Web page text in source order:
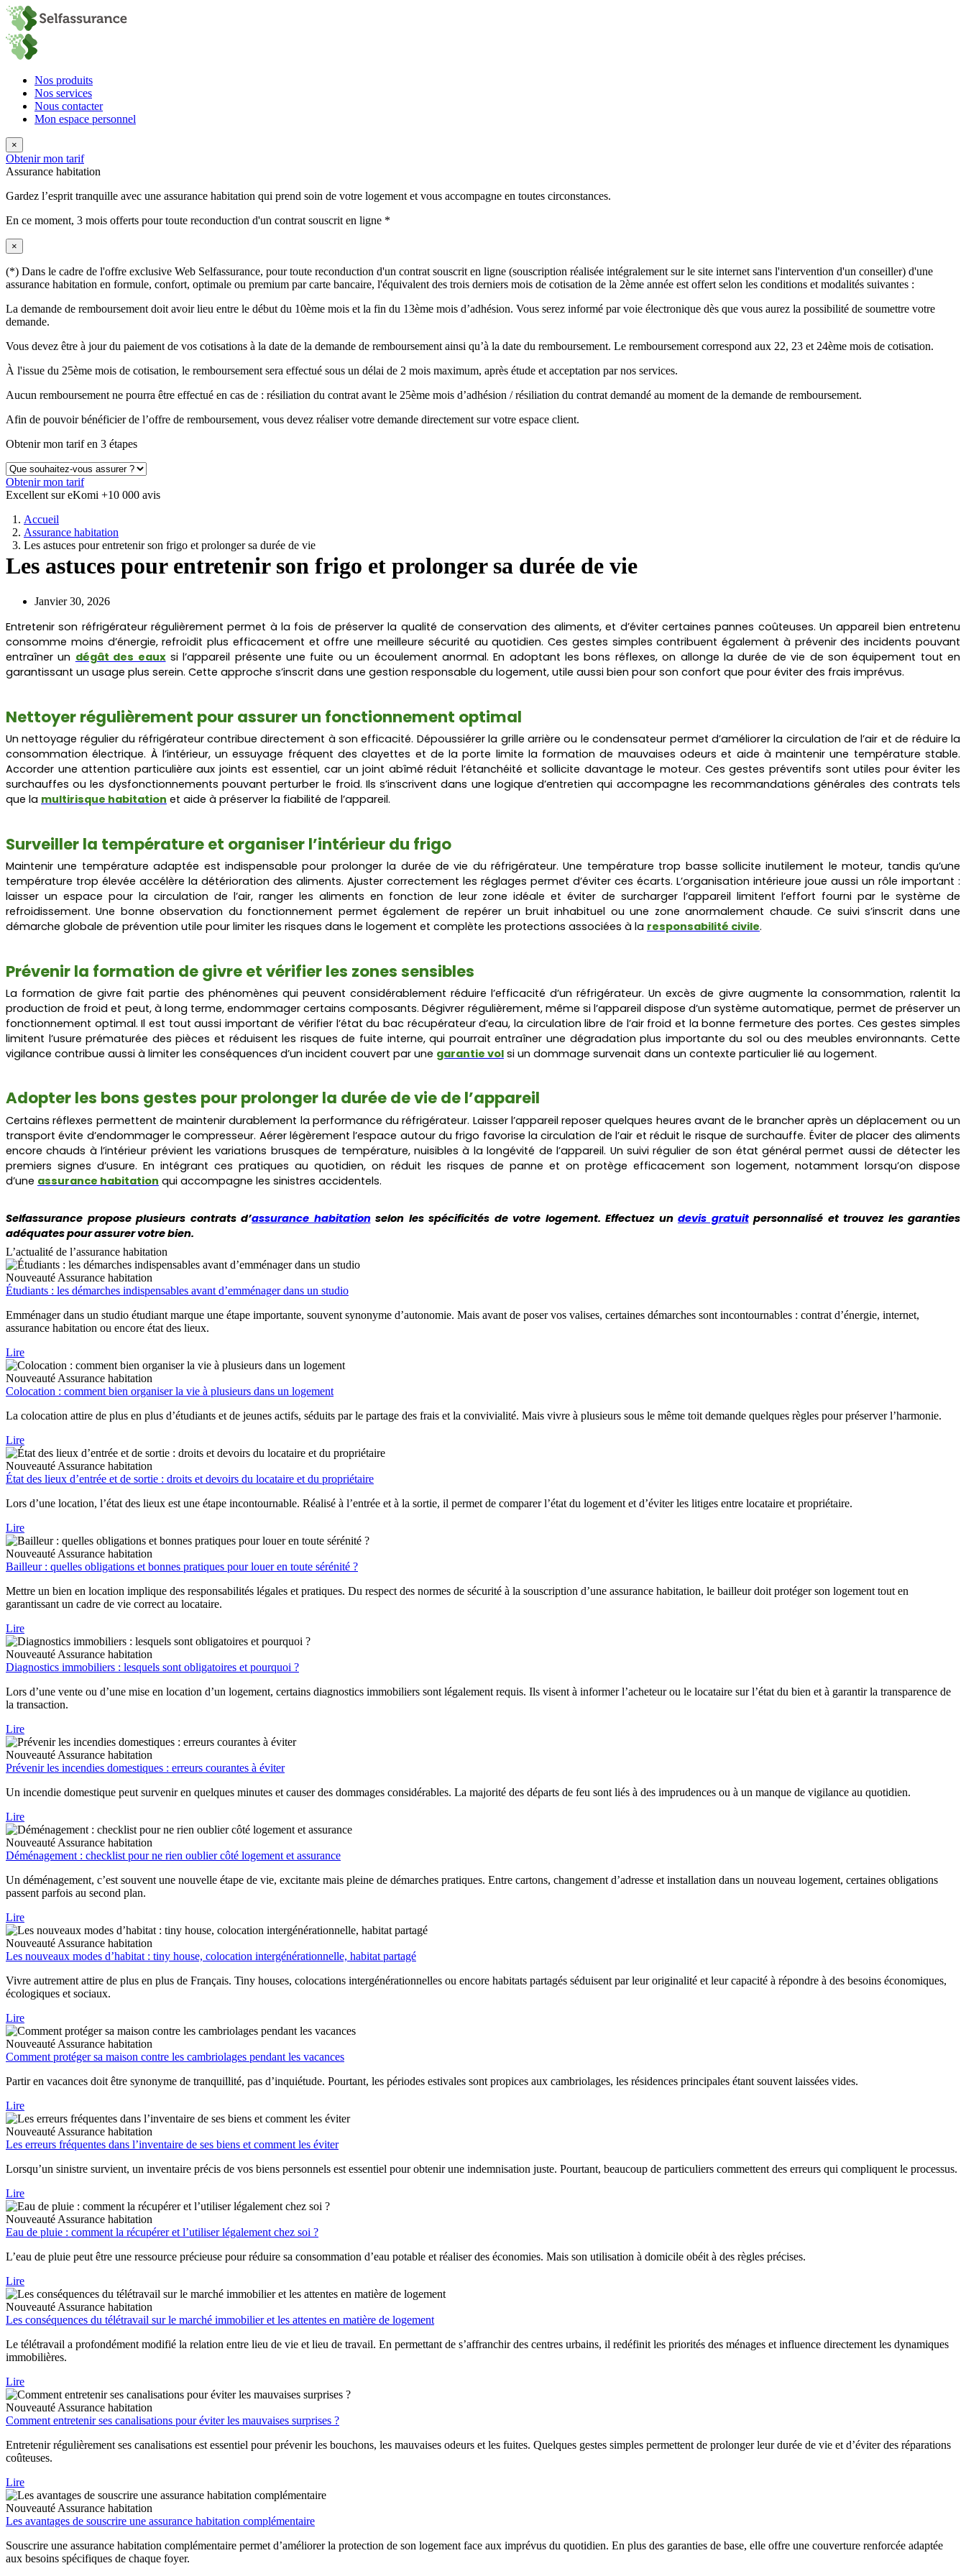
Nos produits
Nos services
Nous contacter
Mon espace personnel
×
Obtenir mon tarif
Assurance habitation
Gardez l’esprit tranquille avec une assurance habitation qui prend soin de votre logement et vous accompagne en toutes circonstances.
En ce moment, 3 mois offerts pour toute reconduction d'un contrat souscrit en ligne *
×
(*) Dans le cadre de l'offre exclusive Web Selfassurance, pour toute reconduction d'un contrat souscrit en ligne (souscription réalisée intégralement sur le site internet sans l'intervention d'un conseiller) d'une
assurance habitation en formule, confort, optimale ou premium par carte bancaire, l'équivalent des trois derniers mois de cotisation de la 2ème année est offert selon les conditions et modalités suivantes :
La demande de remboursement doit avoir lieu entre le début du 10ème mois et la fin du 13ème mois d’adhésion. Vous serez informé par voie électronique dès que vous aurez la possibilité de soumettre votre
demande.
Vous devez être à jour du paiement de vos cotisations à la date de la demande de remboursement ainsi qu’à la date du remboursement. Le remboursement correspond aux 22, 23 et 24ème mois de cotisation.
À l'issue du 25ème mois de cotisation, le remboursement sera effectué sous un délai de 2 mois maximum, après étude et acceptation par nos services.
Aucun remboursement ne pourra être effectué en cas de : résiliation du contrat avant le 25ème mois d’adhésion / résiliation du contrat demandé au moment de la demande de remboursement.
Afin de pouvoir bénéficier de l’offre de remboursement, vous devez réaliser votre demande directement sur votre espace client.
Obtenir mon tarif en 3 étapes
Obtenir mon tarif
Excellent sur eKomi +10 000 avis
Accueil
Assurance habitation
Les astuces pour entretenir son frigo et prolonger sa durée de vie
Les astuces pour entretenir son frigo et prolonger sa durée de vie
Janvier 30, 2026
Entretenir son réfrigérateur régulièrement permet à la fois de préserver la qualité de conservation des aliments, et d’éviter certaines pannes coûteuses. Un appareil bien entretenu
consomme moins d’énergie, refroidit plus efficacement et offre une meilleure sécurité au quotidien. Ces gestes simples contribuent également à prévenir des incidents pouvant
entraîner un dégât des eaux si l’appareil présente une fuite ou un écoulement anormal. En adoptant les bons réflexes, on allonge la durée de vie de son équipement tout en
garantissant un usage plus serein. Cette approche s’inscrit dans une gestion responsable du logement, utile aussi bien pour son confort que pour éviter des frais imprévus.
Nettoyer régulièrement pour assurer un fonctionnement optimal
Un nettoyage régulier du réfrigérateur contribue directement à son efficacité. Dépoussiérer la grille arrière ou le condensateur permet d’améliorer la circulation de l’air et de réduire la
consommation électrique. À l’intérieur, un essuyage fréquent des clayettes et de la porte limite la formation de mauvaises odeurs et aide à maintenir une température stable.
Accorder une attention particulière aux joints est essentiel, car un joint abîmé réduit l’étanchéité et sollicite davantage le moteur. Ces gestes préventifs sont utiles pour éviter les
surchauffes ou les dysfonctionnements pouvant perturber le froid. Ils s’inscrivent dans une logique d’entretien qui accompagne les recommandations générales des contrats tels
que la multirisque habitation et aide à préserver la fiabilité de l’appareil.
Surveiller la température et organiser l’intérieur du frigo
Maintenir une température adaptée est indispensable pour prolonger la durée de vie du réfrigérateur. Une température trop basse sollicite inutilement le moteur, tandis qu’une
température trop élevée accélère la détérioration des aliments. Ajuster correctement les réglages permet d’éviter ces écarts. L’organisation intérieure joue aussi un rôle important :
laisser un espace pour la circulation de l’air, ranger les aliments en fonction de leur zone idéale et éviter de surcharger l’appareil limitent l’effort fourni par le système de
refroidissement. Une bonne observation du fonctionnement permet également de repérer un bruit inhabituel ou une zone anormalement chaude. Ce suivi s’inscrit dans une
démarche globale de prévention utile pour limiter les risques dans le logement et complète les protections associées à la responsabilité civile.
Prévenir la formation de givre et vérifier les zones sensibles
La formation de givre fait partie des phénomènes qui peuvent considérablement réduire l’efficacité d’un réfrigérateur. Un excès de givre augmente la consommation, ralentit la
production de froid et peut, à long terme, endommager certains composants. Dégivrer régulièrement, même si l’appareil dispose d’un système automatique, permet de préserver un
fonctionnement optimal. Il est tout aussi important de vérifier l’état du bac récupérateur d’eau, la circulation libre de l’air froid et la bonne fermeture des portes. Ces gestes simples
limitent l’usure prématurée des pièces et réduisent les risques de fuite interne, qui pourrait entraîner une dégradation plus importante du sol ou des meubles environnants. Cette
vigilance contribue aussi à limiter les conséquences d’un incident couvert par une garantie vol si un dommage survenait dans un contexte particulier lié au logement.
Adopter les bons gestes pour prolonger la durée de vie de l’appareil
Certains réflexes permettent de maintenir durablement la performance du réfrigérateur. Laisser l’appareil reposer quelques heures avant de le brancher après un déplacement ou un
transport évite d’endommager le compresseur. Aérer légèrement l’espace autour du frigo favorise la circulation de l’air et réduit le risque de surchauffe. Éviter de placer des aliments
encore chauds à l’intérieur prévient les variations brusques de température, nuisibles à la longévité de l’appareil. Un suivi régulier de son état général permet aussi de détecter les
premiers signes d’usure. En intégrant ces pratiques au quotidien, on réduit les risques de panne et on protège efficacement son logement, notamment lorsqu’on dispose
d’une assurance habitation qui accompagne les sinistres accidentels.
Selfassurance propose plusieurs contrats d’assurance habitationselon les spécificités de votre logement. Effectuez un devis gratuitpersonnalisé et trouvez les garanties
adéquates pour assurer votre bien.
L’actualité de l’assurance habitation
Nouveauté Assurance habitation
Étudiants : les démarches indispensables avant d’emménager dans un studio
Emménager dans un studio étudiant marque une étape importante, souvent synonyme d’autonomie. Mais avant de poser vos valises, certaines démarches sont incontournables : contrat d’énergie, internet,
assurance habitation ou encore état des lieux.
Lire
Nouveauté Assurance habitation
Colocation : comment bien organiser la vie à plusieurs dans un logement
La colocation attire de plus en plus d’étudiants et de jeunes actifs, séduits par le partage des frais et la convivialité. Mais vivre à plusieurs sous le même toit demande quelques règles pour préserver l’harmonie.
Lire
Nouveauté Assurance habitation
État des lieux d’entrée et de sortie : droits et devoirs du locataire et du propriétaire
Lors d’une location, l’état des lieux est une étape incontournable. Réalisé à l’entrée et à la sortie, il permet de comparer l’état du logement et d’éviter les litiges entre locataire et propriétaire.
Lire
Nouveauté Assurance habitation
Bailleur : quelles obligations et bonnes pratiques pour louer en toute sérénité ?
Mettre un bien en location implique des responsabilités légales et pratiques. Du respect des normes de sécurité à la souscription d’une assurance habitation, le bailleur doit protéger son logement tout en
garantissant un cadre de vie correct au locataire.
Lire
Nouveauté Assurance habitation
Diagnostics immobiliers : lesquels sont obligatoires et pourquoi ?
Lors d’une vente ou d’une mise en location d’un logement, certains diagnostics immobiliers sont légalement requis. Ils visent à informer l’acheteur ou le locataire sur l’état du bien et à garantir la transparence de
la transaction.
Lire
Nouveauté Assurance habitation
Prévenir les incendies domestiques : erreurs courantes à éviter
Un incendie domestique peut survenir en quelques minutes et causer des dommages considérables. La majorité des départs de feu sont liés à des imprudences ou à un manque de vigilance au quotidien.
Lire
Nouveauté Assurance habitation
Déménagement : checklist pour ne rien oublier côté logement et assurance
Un déménagement, c’est souvent une nouvelle étape de vie, excitante mais pleine de démarches pratiques. Entre cartons, changement d’adresse et installation dans un nouveau logement, certaines obligations
passent parfois au second plan.
Lire
Nouveauté Assurance habitation
Les nouveaux modes d’habitat : tiny house, colocation intergénérationnelle, habitat partagé
Vivre autrement attire de plus en plus de Français. Tiny houses, colocations intergénérationnelles ou encore habitats partagés séduisent par leur originalité et leur capacité à répondre à des besoins économiques,
écologiques et sociaux.
Lire
Nouveauté Assurance habitation
Comment protéger sa maison contre les cambriolages pendant les vacances
Partir en vacances doit être synonyme de tranquillité, pas d’inquiétude. Pourtant, les périodes estivales sont propices aux cambriolages, les résidences principales étant souvent laissées vides.
Lire
Nouveauté Assurance habitation
Les erreurs fréquentes dans l’inventaire de ses biens et comment les éviter
Lorsqu’un sinistre survient, un inventaire précis de vos biens personnels est essentiel pour obtenir une indemnisation juste. Pourtant, beaucoup de particuliers commettent des erreurs qui compliquent le processus.
Lire
Nouveauté Assurance habitation
Eau de pluie : comment la récupérer et l’utiliser légalement chez soi ?
L’eau de pluie peut être une ressource précieuse pour réduire sa consommation d’eau potable et réaliser des économies. Mais son utilisation à domicile obéit à des règles précises.
Lire
Nouveauté Assurance habitation
Les conséquences du télétravail sur le marché immobilier et les attentes en matière de logement
Le télétravail a profondément modifié la relation entre lieu de vie et lieu de travail. En permettant de s’affranchir des centres urbains, il redéfinit les priorités des ménages et influence directement les dynamiques
immobilières.
Lire
Nouveauté Assurance habitation
Comment entretenir ses canalisations pour éviter les mauvaises surprises ?
Entretenir régulièrement ses canalisations est essentiel pour prévenir les bouchons, les mauvaises odeurs et les fuites. Quelques gestes simples permettent de prolonger leur durée de vie et d’éviter des réparations
coûteuses.
Lire
Nouveauté Assurance habitation
Les avantages de souscrire une assurance habitation complémentaire
Souscrire une assurance habitation complémentaire permet d’améliorer la protection de son logement face aux imprévus du quotidien. En plus des garanties de base, elle offre une couverture renforcée adaptée
aux besoins spécifiques de chaque foyer.